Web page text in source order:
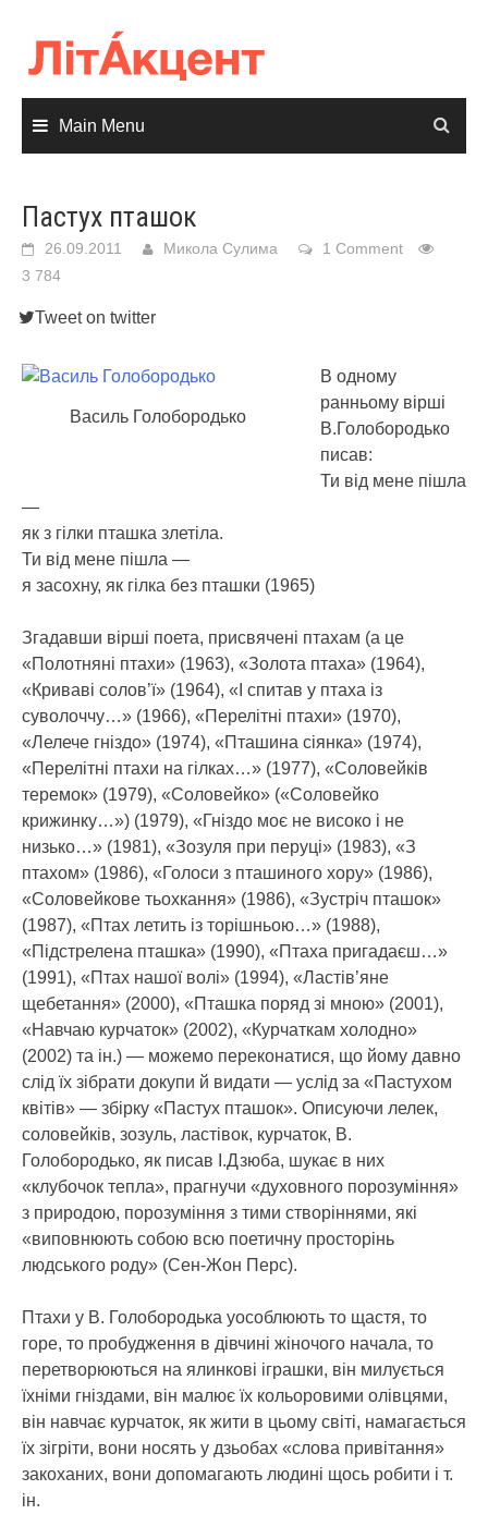
content
Main Menu
Пастух пташок
26.09.2011 Микола Сулима
1 Comment
3 784
Tweet on twitter
Василь Голобородько
В одному
ранньому вірші
В.Голобородько
писав:
Ти від мене пішла
—
як з гілки пташка злетіла.
Ти від мене пішла —
я засохну, як гілка без пташки (1965)
Згадавши вірші поета, присвячені птахам (а це
«Полотняні птахи» (1963), «Золота птаха» (1964),
«Криваві солов’ї» (1964), «І спитав у птаха із
суволоччу…» (1966), «Перелітні птахи» (1970),
«Лелече гніздо» (1974), «Пташина сіянка» (1974),
«Перелітні птахи на гілках…» (1977), «Соловейків
теремок» (1979), «Соловейко» («Соловейко
крижинку…») (1979), «Гніздо моє не високо і не
низько…» (1981), «Зозуля при перуці» (1983), «З
птахом» (1986), «Голоси з пташиного хору» (1986),
«Соловейкове тьохкання» (1986), «Зустріч пташок»
(1987), «Птах летить із торішньою…» (1988),
«Підстрелена пташка» (1990), «Птаха пригадаєш…»
(1991), «Птах нашої волі» (1994), «Ластів’яне
щебетання» (2000), «Пташка поряд зі мною» (2001),
«Навчаю курчаток» (2002), «Курчаткам холодно»
(2002) та ін.) — можемо переконатися, що йому давно
слід їх зібрати докупи й видати — услід за «Пастухом
квітів» — збірку «Пастух пташок». Описуючи лелек,
соловейків, зозуль, ластівок, курчаток, В.
Голобородько, як писав І.Дзюба, шукає в них
«клубочок тепла», прагнучи «духовного порозуміння»
з природою, порозуміння з тими створіннями, які
«виповнюють собою всю поетичну просторінь
людського роду» (Сен-Жон Перс).
Птахи у В. Голобородька уособлюють то щастя, то
горе, то пробудження в дівчині жіночого начала, то
перетворюються на ялинкові іграшки, він милується
їхніми гніздами, він малює їх кольоровими олівцями,
він навчає курчаток, як жити в цьому світі, намагається
їх зігріти, вони носять у дзьобах «слова привітання»
закоханих, вони допомагають людині щось робити і т.
ін.